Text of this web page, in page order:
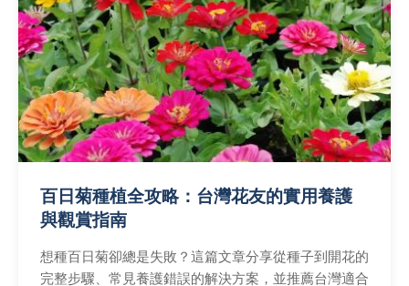
百日菊種植全攻略：台灣花友的實用養護
與觀賞指南
想種百日菊卻總是失敗？這篇文章分享從種子到開花的
完整步驟、常見養護錯誤的解決方案，並推薦台灣適合